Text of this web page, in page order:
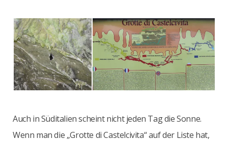
Auch in Süditalien scheint nicht jeden Tag die Sonne.
Wenn man die „Grotte di Castelcivita“ auf der Liste hat,